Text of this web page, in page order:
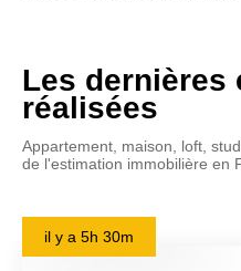
Les dernières
réalisées
Appartement, maison, loft,
de l'estimation immobilière en
il y a 5h 30m